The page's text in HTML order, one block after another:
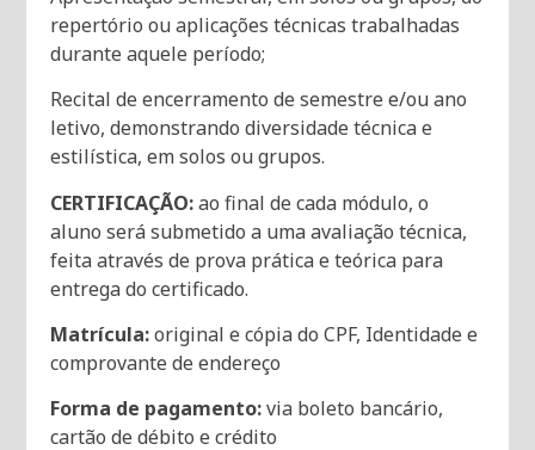
repertório ou aplicações técnicas trabalhadas
durante aquele período;
Recital de encerramento de semestre e/ou ano
letivo, demonstrando diversidade técnica e
estilística, em solos ou grupos.
CERTIFICAÇÃO:ao final de cada módulo, o
aluno será submetido a uma avaliação técnica,
feita através de prova prática e teórica para
entrega do certificado.
Matrícula:original e cópia do CPF, Identidade e
comprovante de endereço
Forma de pagamento:via boleto bancário,
cartão de débito e crédito